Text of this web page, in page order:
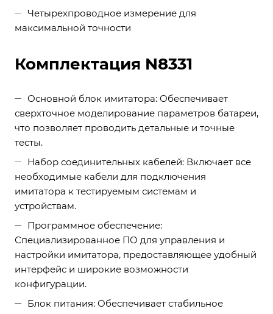
Четырехпроводное измерение для
максимальной точности
Комплектация N8331
Основной блок имитатора: Обеспечивает
сверхточное моделирование параметров батареи,
что позволяет проводить детальные и точные
тесты.
Набор соединительных кабелей: Включает все
необходимые кабели для подключения
имитатора к тестируемым системам и
устройствам.
Программное обеспечение:
Специализированное ПО для управления и
настройки имитатора, предоставляющее удобный
интерфейс и широкие возможности
конфигурации.
Блок питания: Обеспечивает стабильное